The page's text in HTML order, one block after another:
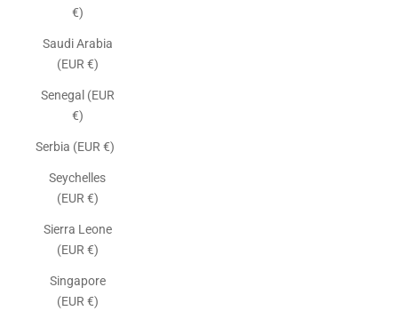
€)
Saudi Arabia
(EUR €)
Senegal (EUR
€)
Serbia (EUR €)
Seychelles
(EUR €)
Sierra Leone
(EUR €)
Singapore
(EUR €)